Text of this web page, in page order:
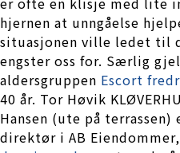
hjernen at unngåelse
situasjonen ville ledet til
engster oss for. Særlig
aldersgruppen Escort
40 år. Tor Høvik
Hansen (ute på
direktør i AB